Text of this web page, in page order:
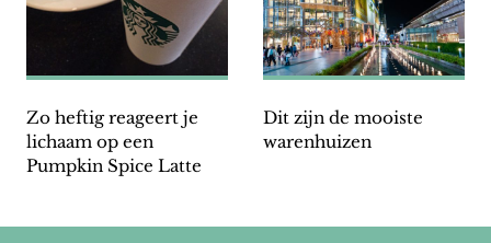
Zo heftig reageert je
lichaam op een
Pumpkin Spice Latte
Dit zijn de mooiste
warenhuizen